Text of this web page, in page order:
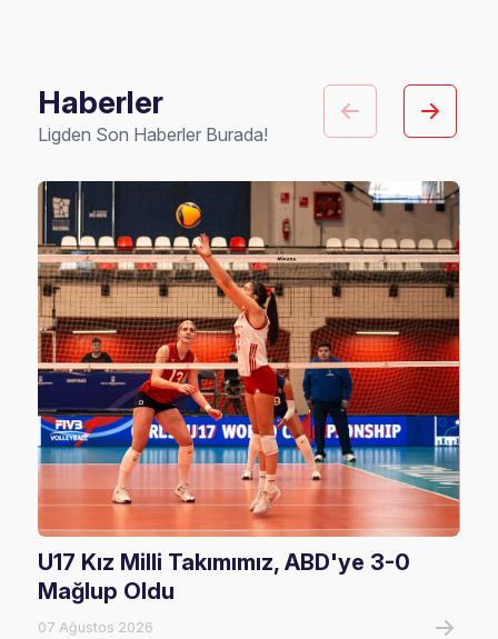
Haberler
Ligden Son Haberler Burada!
U17 Kız Milli Takımımız, ABD'ye 3-0
Mağlup Oldu
07 Ağustos 2026